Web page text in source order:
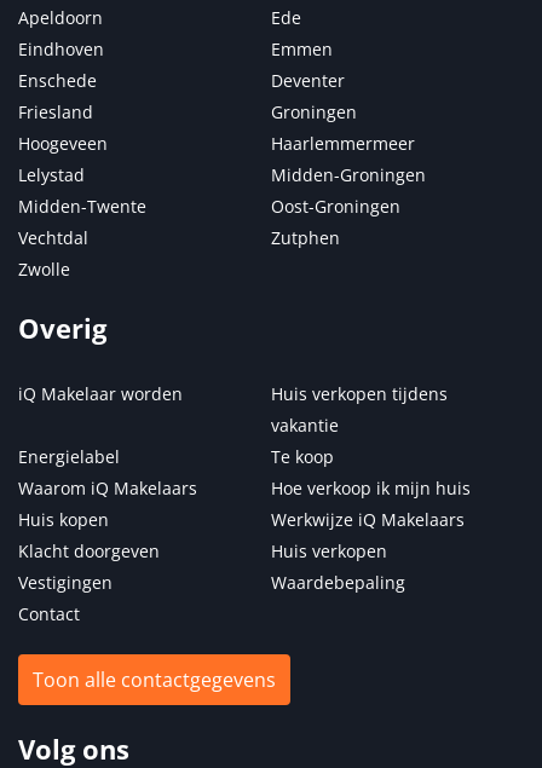
Apeldoorn
Ede
Eindhoven
Emmen
Enschede
Deventer
Friesland
Groningen
Hoogeveen
Haarlemmermeer
Lelystad
Midden-Groningen
Midden-Twente
Oost-Groningen
Vechtdal
Zutphen
Zwolle
Overig
iQ Makelaar worden
Huis verkopen tijdens
vakantie
Energielabel
Te koop
Waarom iQ Makelaars
Hoe verkoop ik mijn huis
Huis kopen
Werkwijze iQ Makelaars
Klacht doorgeven
Huis verkopen
Vestigingen
Waardebepaling
Contact
Toon alle contactgegevens
Volg ons